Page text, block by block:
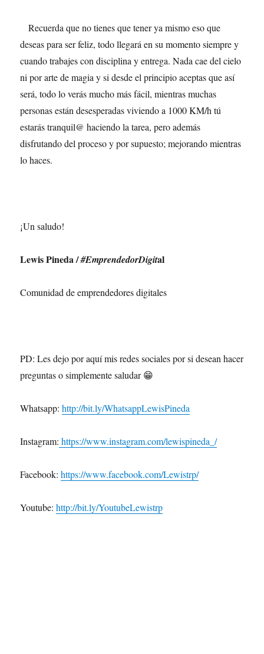
Recuerda que no tienes que tener ya mismo eso que
deseas para ser feliz, todo llegará en su momento siempre y
cuando trabajes con disciplina y entrega. Nada cae del cielo
ni por arte de magia y si desde el principio aceptas que así
será, todo lo verás mucho más fácil, mientras muchas
personas están desesperadas viviendo a 1000 KM/h tú
estarás tranquil@ haciendo la tarea, pero además
disfrutando del proceso y por supuesto; mejorando mientras
lo haces.
¡Un saludo!
Lewis Pineda /#EmprendedorDigital
Comunidad de emprendedores digitales
PD: Les dejo por aquí mis redes sociales por si desean hacer
preguntas o simplemente saludar 😁
Whatsapp:http://bit.ly/WhatsappLewisPineda
Instagram: https://www.instagram.com/lewispineda_/
Facebook:https://www.facebook.com/Lewistrp/
Youtube:http://bit.ly/YoutubeLewistrp